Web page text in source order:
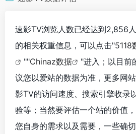
速影TV浏览人数已经达到2,856
的相关权重信息，可以点击"5118
""Chinaz数据
"进入；以目前
议您以爱站的数据为准，更多网
影TV的访问速度、搜索引擎收录
验等；当然要评估一个站的价值
您自身的需求以及需要，一些确